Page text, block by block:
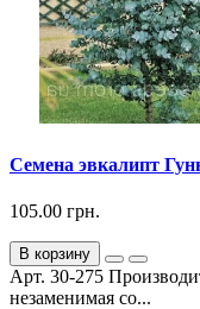
Семена эвкалипт
105.00 грн.
В корзину
Арт. 30-275
незаменимая со...